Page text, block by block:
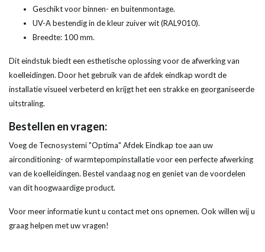
Geschikt voor binnen- en buitenmontage.
UV-A bestendig in de kleur zuiver wit (RAL9010).
Breedte: 100 mm.
Dit eindstuk biedt een esthetische oplossing voor de afwerking van
koelleidingen. Door het gebruik van de afdek eindkap wordt de
installatie visueel verbeterd en krijgt het een strakke en georganiseerde
uitstraling.
Bestellen en vragen:
Voeg de Tecnosystemi "Optima" Afdek Eindkap toe aan uw
airconditioning- of warmtepompinstallatie voor een perfecte afwerking
van de koelleidingen. Bestel vandaag nog en geniet van de voordelen
van dit hoogwaardige product.
Voor meer informatie kunt u contact met ons opnemen. Ook willen wij u
graag helpen met uw vragen!